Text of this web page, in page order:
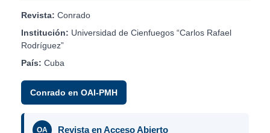
Revista: Conrado
Institución: Universidad de Cienfuegos “Carlos Rafael
Rodríguez”
País: Cuba
Conrado en OAI-PMH
OA Revista en Acceso Abierto